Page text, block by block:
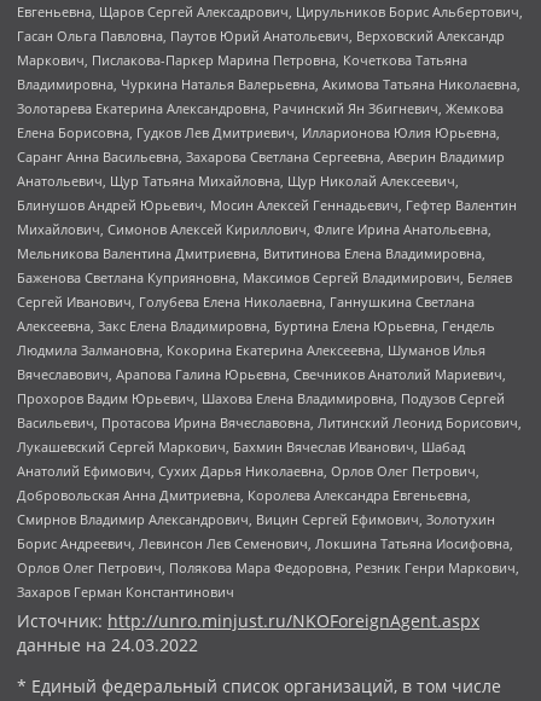
Евгеньевна, Щаров Сергей Алексадрович, Цирульников Борис Альбертович,
Гасан Ольга Павловна, Паутов Юрий Анатольевич, Верховский Александр
Маркович, Пислакова-Паркер Марина Петровна, Кочеткова Татьяна
Владимировна, Чуркина Наталья Валерьевна, Акимова Татьяна Николаевна,
Золотарева Екатерина Александровна, Рачинский Ян Збигневич, Жемкова
Елена Борисовна, Гудков Лев Дмитриевич, Илларионова Юлия Юрьевна,
Саранг Анна Васильевна, Захарова Светлана Сергеевна, Аверин Владимир
Анатольевич, Щур Татьяна Михайловна, Щур Николай Алексеевич,
Блинушов Андрей Юрьевич, Мосин Алексей Геннадьевич, Гефтер Валентин
Михайлович, Симонов Алексей Кириллович, Флиге Ирина Анатольевна,
Мельникова Валентина Дмитриевна, Вититинова Елена Владимировна,
Баженова Светлана Куприяновна, Максимов Сергей Владимирович, Беляев
Сергей Иванович, Голубева Елена Николаевна, Ганнушкина Светлана
Алексеевна, Закс Елена Владимировна, Буртина Елена Юрьевна, Гендель
Людмила Залмановна, Кокорина Екатерина Алексеевна, Шуманов Илья
Вячеславович, Арапова Галина Юрьевна, Свечников Анатолий Мариевич,
Прохоров Вадим Юрьевич, Шахова Елена Владимировна, Подузов Сергей
Васильевич, Протасова Ирина Вячеславовна, Литинский Леонид Борисович,
Лукашевский Сергей Маркович, Бахмин Вячеслав Иванович, Шабад
Анатолий Ефимович, Сухих Дарья Николаевна, Орлов Олег Петрович,
Добровольская Анна Дмитриевна, Королева Александра Евгеньевна,
Смирнов Владимир Александрович, Вицин Сергей Ефимович, Золотухин
Борис Андреевич, Левинсон Лев Семенович, Локшина Татьяна Иосифовна,
Орлов Олег Петрович, Полякова Мара Федоровна, Резник Генри Маркович,
Захаров Герман Константинович
Источник: http://unro.minjust.ru/NKOForeignAgent.aspx
данные на 24.03.2022
* Единый федеральный список организаций, в том числе